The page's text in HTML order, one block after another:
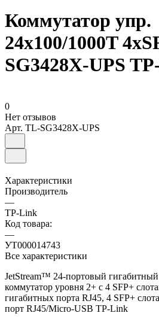
Коммутатор упр.
24x100/1000T
SG3428X-UPS
0
Нет отзывов
Арт. TL-SG3428X-UPS
Характеристики
Производитель
—
TP-Link
Код товара:
—
УТ000014743
Все характеристики
JetStream™ 24‑портовый
коммутатор уровня 2+ с 4 SFP+
гигабитных порта RJ45, 4 SFP+
порт RJ45/Micro-USB TP-Link